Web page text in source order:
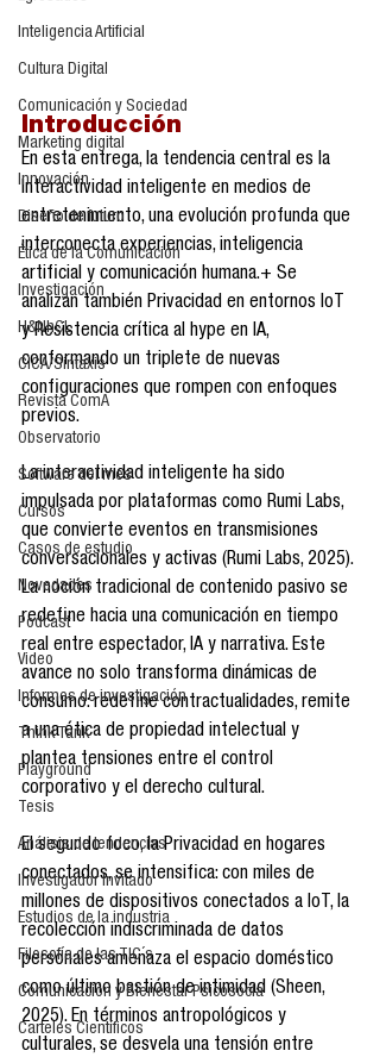
Inteligencia Artificial
Cultura Digital
Comunicación y Sociedad
Marketing digital
Innovación
Diseño de futuro
Ética de la Comunicación
Investigación
H&NhCL
CICA/Sintaxis
Revista ComA
Observatorio
Software del mes
Cursos
Casos de estudio
Novedades
Podcast
Video
Informes de investigación
Think Tank
Playground
Tesis
Análisis de tendencias
Investigador Invitado
Estudios de la industria
Filosofía de las TIC´s
Comunicación y Bienestar Psicosocia
Carteles Científicos
Introducción
En esta entrega, la tendencia central es la
Interactividad inteligente en medios de
entretenimiento, una evolución profunda que
interconecta experiencias, inteligencia
artificial y comunicación humana.+ Se
analizan también Privacidad en entornos IoT
y Resistencia crítica al hype en IA,
conformando un triplete de nuevas
configuraciones que rompen con enfoques
previos.
La interactividad inteligente ha sido
impulsada por plataformas como Rumi Labs,
que convierte eventos en transmisiones
conversacionales y activas (Rumi Labs, 2025).
La noción tradicional de contenido pasivo se
redefine hacia una comunicación en tiempo
real entre espectador, IA y narrativa. Este
avance no solo transforma dinámicas de
consumo: redefine contractualidades, remite
a una ética de propiedad intelectual y
plantea tensiones entre el control
corporativo y el derecho cultural.
El segundo foco, la Privacidad en hogares
conectados, se intensifica: con miles de
millones de dispositivos conectados a IoT, la
recolección indiscriminada de datos
personales amenaza el espacio doméstico
como último bastión de intimidad (Sheen,
2025). En términos antropológicos y
culturales, se desvela una tensión entre